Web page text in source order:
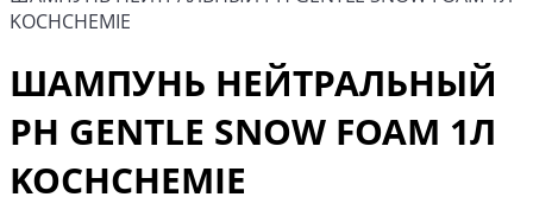
KOCHCHEMIE
ШАМПУНЬ НЕЙТРАЛЬНЫЙ
PH GENTLE SNOW FOAM 1Л
KOCHCHEMIE